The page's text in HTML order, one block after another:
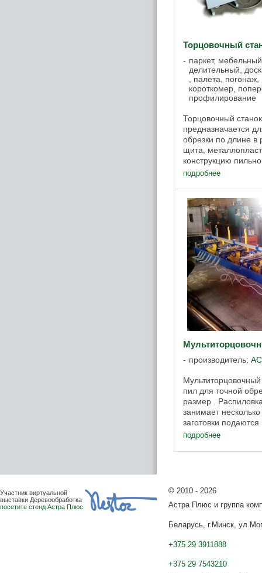
Торцовочный
паркет,
делительный,
, палета, погонаж,
короткомер,
профилирование
Торцовочный
предназначается
обрезки по длине в
щита,
конструкцию
станка СТ-АСТРА-7
подробнее
производитель:
пил для точной
размер .
занимает
заготовки
загрузочный
подробнее
Участник виртуальной
выставки Деревообработка
посетите стенд Астра Плюс
© 2010 - 2026
Астра Плюс и группа
Беларусь, г.Минск,
+375 29 3911888
+375 29 7543210